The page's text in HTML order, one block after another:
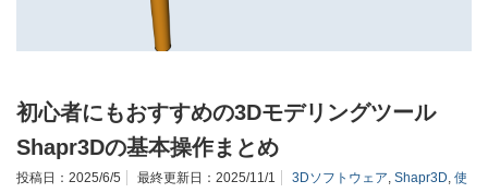
初心者にもおすすめの3Dモデリングツール
Shapr3Dの基本操作まとめ
投稿日： 2025/6/5 最終更新日： 2025/11/1 3Dソフトウェア, Shapr3D, 使